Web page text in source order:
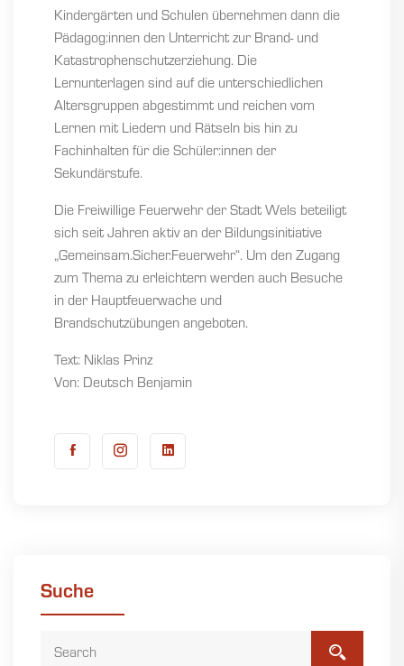
Kindergärten und Schulen übernehmen dann die
Pädagog:innen den Unterricht zur Brand- und
Katastrophenschutzerziehung. Die
Lernunterlagen sind auf die unterschiedlichen
Altersgruppen abgestimmt und reichen vom
Lernen mit Liedern und Rätseln bis hin zu
Fachinhalten für die Schüler:innen der
Sekundärstufe.
Die Freiwillige Feuerwehr der Stadt Wels beteiligt
sich seit Jahren aktiv an der Bildungsinitiative
„Gemeinsam.Sicher.Feuerwehr“. Um den Zugang
zum Thema zu erleichtern werden auch Besuche
in der Hauptfeuerwache und
Brandschutzübungen angeboten.
Text: Niklas Prinz
Von: Deutsch Benjamin
Suche